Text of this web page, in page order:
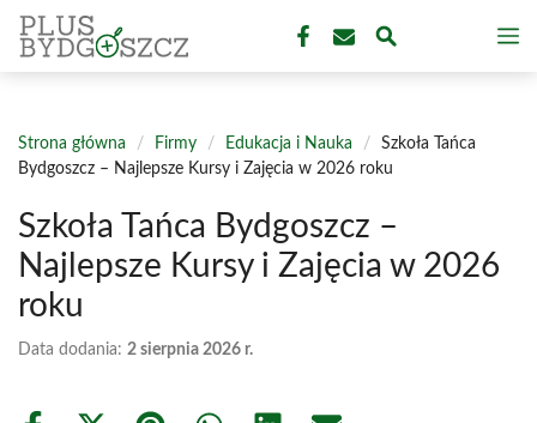
Przejdź
do
treści
Strona główna / Firmy / Edukacja i Nauka /
Szkoła Tańca
Bydgoszcz – Najlepsze Kursy i Zajęcia w 2026 roku
Szkoła Tańca Bydgoszcz –
Najlepsze Kursy i Zajęcia w 2026
roku
Data dodania: 2 sierpnia 2026 r.